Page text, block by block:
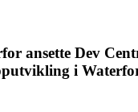
ansette Dev
i